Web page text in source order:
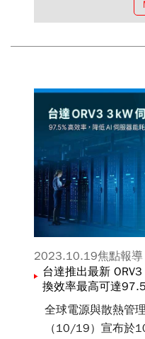
2023.10.19焦點報導
台達推出最新
換效率最高可達
全球電源與散熱管
（10/19）宣布於